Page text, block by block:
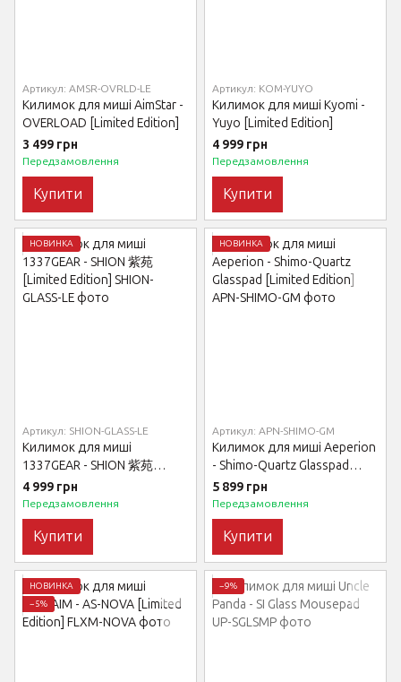
Артикул: AMSR-OVRLD-LE
Килимок для миші AimStar -
OVERLOAD [Limited Edition]
3 499 грн
Передзамовлення
Купити
Артикул: KOM-YUYO
Килимок для миші Kyomi -
Yuyo [Limited Edition]
4 999 грн
Передзамовлення
Купити
НОВИНКА
Артикул: SHION-GLASS-LE
Килимок для миші
1337GEAR - SHION 紫苑
[Limited Edition]
4 999 грн
Передзамовлення
Купити
НОВИНКА
Артикул: APN-SHIMO-GM
Килимок для миші Aeperion
- Shimo-Quartz Glasspad
[Limited Edition]
5 899 грн
Передзамовлення
Купити
НОВИНКА
−5%
−9%